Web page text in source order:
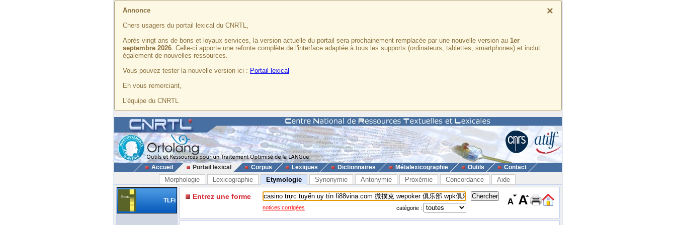
×
Annonce
Chers usagers du portail lexical du CNRTL,
Après vingt ans de bons et loyaux services, la version actuelle du portail sera prochainement remplacée par une nouvelle version au 1er
septembre 2026. Celle-ci apporte une refonte complète de l'interface adaptée à tous les supports (ordinateurs, tablettes, smartphones) et inclut
également de nouvelles ressources.
Vous pouvez tester la nouvelle version ici : Portail lexical
En vous remerciant,
L'équipe du CNRTL
Accueil Portail lexical Corpus Lexiques Dictionnaires Métalexicographie Outils Contact
Morphologie Lexicographie Etymologie Synonymie Antonymie Proxémie Concordance Aide
TLFi Entrez une forme
notices corrigées catégorie :